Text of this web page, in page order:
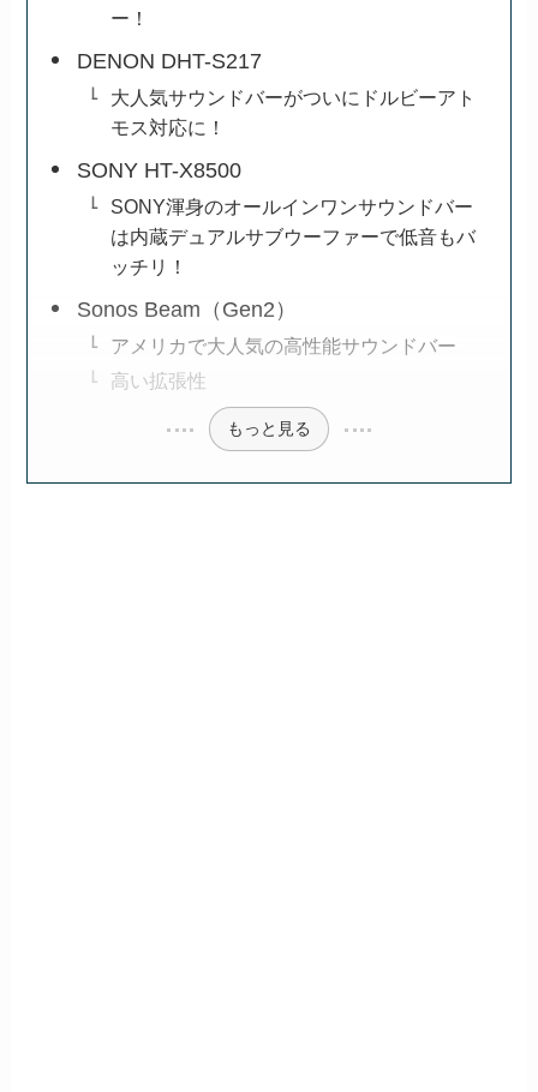
ー！
DENON DHT-S217
大人気サウンドバーがついにドルビーアト
モス対応に！
SONY HT-X8500
SONY渾身のオールインワンサウンドバー
は内蔵デュアルサブウーファーで低音もバ
ッチリ！
Sonos Beam（Gen2）
アメリカで大人気の高性能サウンドバー
高い拡張性
もっと見る